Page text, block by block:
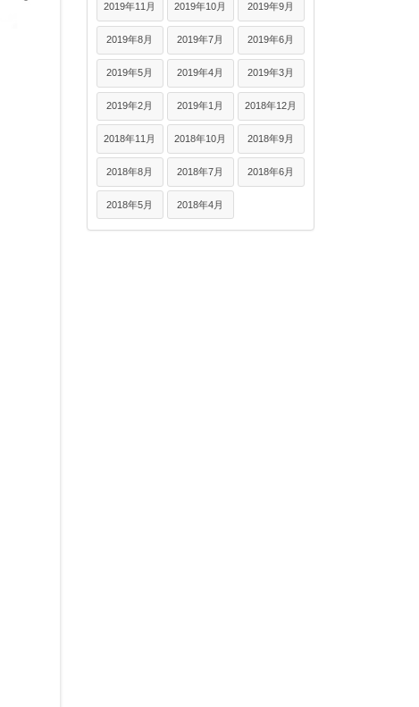
2019年11月 2019年10月 2019年9月
2019年8月 2019年7月 2019年6月
2019年5月 2019年4月 2019年3月
2019年2月 2019年1月 2018年12月
2018年11月 2018年10月 2018年9月
2018年8月 2018年7月 2018年6月
2018年5月 2018年4月